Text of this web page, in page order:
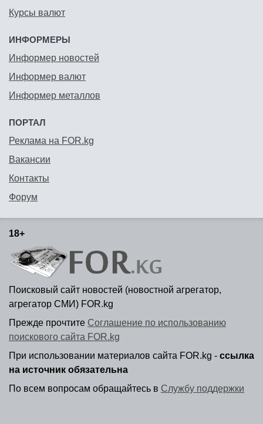
Курсы валют
ИНФОРМЕРЫ
Информер новостей
Информер валют
Информер металлов
ПОРТАЛ
Реклама на FOR.kg
Вакансии
Контакты
Форум
18+
Поисковый сайт новостей (новостной агрегатор,
агрегатор СМИ) FOR.kg
Прежде прочтите Соглашение по использованию
поискового сайта FOR.kg
При использовании материалов сайта FOR.kg - ссылка
на источник обязательна
По всем вопросам обращайтесь в Службу поддержки